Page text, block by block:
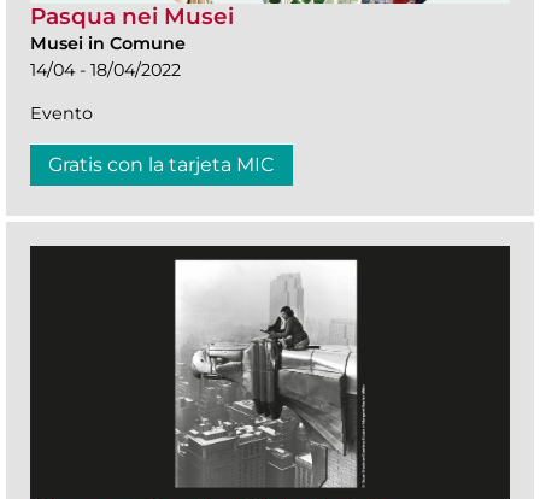
Pasqua nei Musei
Musei in Comune
14/04 - 18/04/2022
Evento
Gratis con la tarjeta MIC